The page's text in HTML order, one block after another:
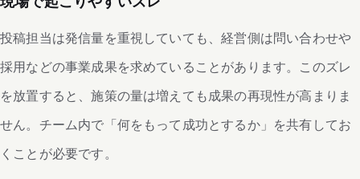
投稿担当は発信量を重視していても、経営側は問い合わせや
採用などの事業成果を求めていることがあります。このズレ
を放置すると、施策の量は増えても成果の再現性が高まりま
せん。チーム内で「何をもって成功とするか」を共有してお
くことが必要です。